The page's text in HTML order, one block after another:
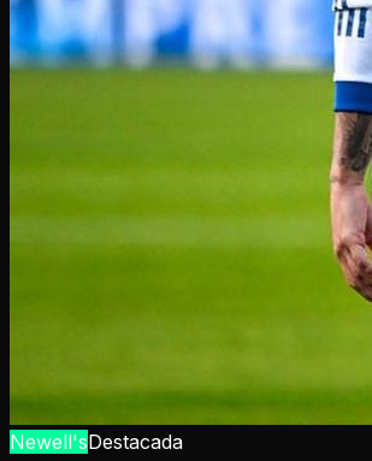
Newell'sDestacada